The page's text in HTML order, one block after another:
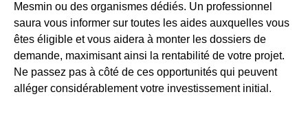
Mesmin ou des organismes dédiés. Un professionnel
saura vous informer sur toutes les aides auxquelles vous
êtes éligible et vous aidera à monter les dossiers de
demande, maximisant ainsi la rentabilité de votre projet.
Ne passez pas à côté de ces opportunités qui peuvent
alléger considérablement votre investissement initial.